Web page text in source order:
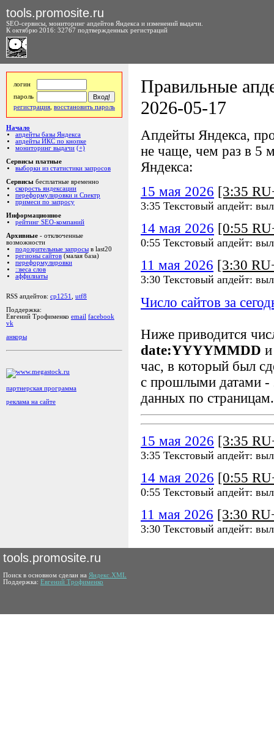
tools.promosite.ru
SEO-сервисы, мониторинг апдейтов Яндекса и изменений выдачи.
К октябрю 2016: 32767 подтвержденных регистраций
логин
пароль
регистрация восстановить пароль
Начало
апдейты базы Яндекса
апдейты ИКС по кнопке
мониторинг выдачи (+)
Сервисы платные
выборки из статистики запросов
Сервисы бесплатные временно
скорость яндексации
переформулировки и Спектр
примеси по запросу
Информационное
рейтинг SEO-компаний
Архивные - отключенные
возможности
подозрительные запросы в last20
регионы сайтов (малая база)
переформулировки
::веса слов
аффилиаты
RSS апдейтов: cp1251
utf8
Поддержка:
Евгений Трофименко email facebook
vk
анкоры
партнерская программа
реклама на сайте
Правильные
2026-05-17
Апдейты Яндекса,
не чаще, чем раз в 5
Яндекса:
15 мая 2026 [3:35
3:35 Текстовый апдейт:
14 мая 2026 [0:55
0:55 Текстовый апдейт:
11 мая 2026 [3:30
3:30 Текстовый апдейт:
Число сайтов за
Ниже приводится
date:YYYYMMDD
час, в который был
с прошлыми датами -
данных по страницам.
15 мая 2026 [3:35
3:35 Текстовый апдейт:
14 мая 2026 [0:55
0:55 Текстовый апдейт:
11 мая 2026 [3:30
3:30 Текстовый апдейт:
tools.promosite.ru
Поиск в основном сделан на Яндекс.XML
Поддержка: Евгений Трофименко